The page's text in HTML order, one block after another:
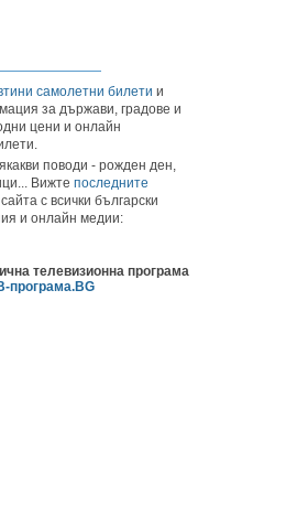
самолетни билети и
за държави, градове и
цени и онлайн
поводи - рожден ден,
Вижте последните
с всички български
и онлайн медии:
телевизионна програма
програма.BG